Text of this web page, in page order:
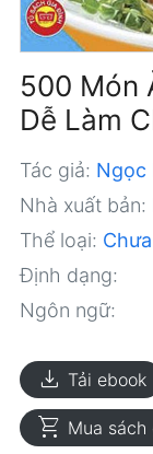
500 Món
Dễ Làm
Tác giả: Ngọc
Nhà xuất bản:
Thể loại:
Định dạng:
Ngôn ngữ:
download Tải ebook
shopping_cart Mua sách